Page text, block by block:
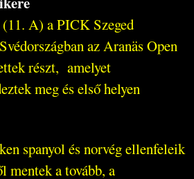
A) a PICK Szeged
az Aranäs Open
részt, amelyet
meg és első helyen
spanyol és norvég ellenfeleik
mentek a tovább, a